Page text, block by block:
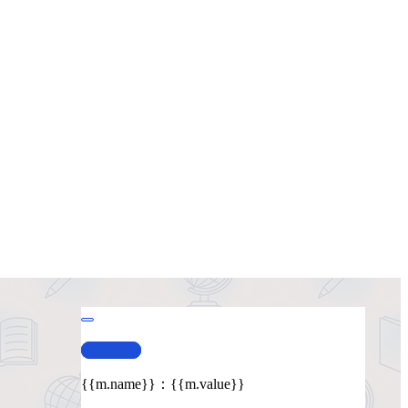
查看演示
{{m.name}} ： {{m.value}}